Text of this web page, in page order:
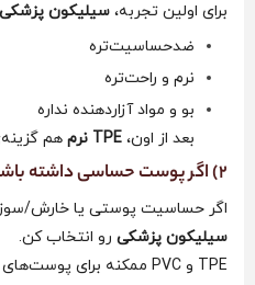
برای اولین تجربه، سیلیکون پزشکی
ضدحساسیت‌تره
نرم و راحت‌تره
بو و مواد آزاردهنده نداره
بعد از اون، TPE نرم هم
2) اگر پوست حساسی داشته باشم، کدوم جنس مناسب‌تره؟
اگر حساسیت پوستی یا خارش/
سیلیکون پزشکی رو انتخاب کن.
TPE و PVC ممکنه برای پوست‌های حساس دردسر درست کنن.